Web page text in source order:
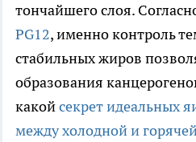
тончайшего слоя.
PG12, именно контроль
стабильных жиров
образования
какойсекрет идеальных
между холодной и